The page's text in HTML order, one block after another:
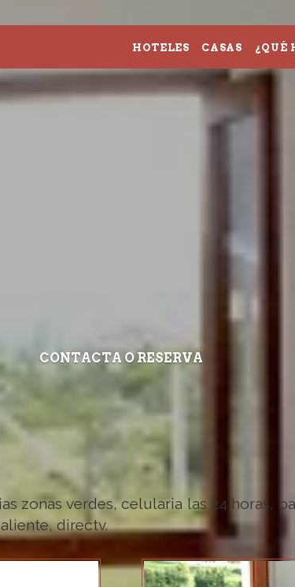
HOTELES CASAS ¿QUÉ
CONTACTA O RESERVA
zonas verdes, celularia las 24 horas,
directv.